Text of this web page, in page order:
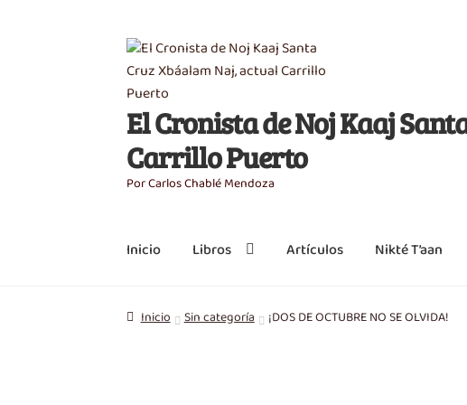
Saltar
a
navegación
Ir
al
contenido
El Cronista de Noj Kaaj
Carrillo Puerto
Por Carlos Chablé Mendoza
Inicio Libros Artículos Nikté T’aan
Inicio Sin categoría ¡DOS DE OCTUBRE NO SE OLVIDA!